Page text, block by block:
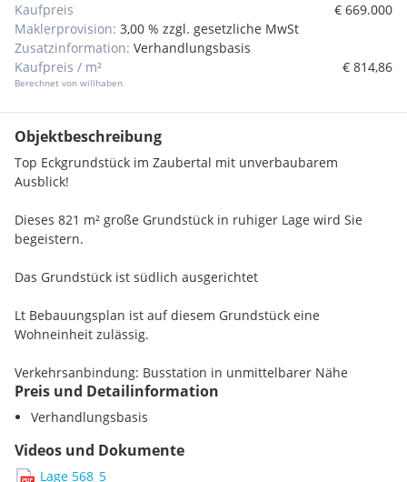
Kaufpreis
€ 669.000
Maklerprovision: 3,00 % zzgl. gesetzliche MwSt
Zusatzinformation: Verhandlungsbasis
Kaufpreis / m²
Berechnet von willhaben
€ 814,86
Objektbeschreibung
Top Eckgrundstück im Zaubertal mit unverbaubarem
Ausblick!
Dieses 821 m² große Grundstück in ruhiger Lage wird Sie
begeistern.
Das Grundstück ist südlich ausgerichtet
Lt Bebauungsplan ist auf diesem Grundstück eine
Wohneinheit zulässig.
Verkehrsanbindung: Busstation in unmittelbarer Nähe
Vereinbaren Sie einen persönlichen Besichtigungstermin
Gemäß § 5, Abs. 3 Maklergesetz weisen wir daraufhin, dass
wir als Doppelmakler tätig sind.
Preis und Detailinformation
Verhandlungsbasis
Videos und Dokumente
Lage 568_5